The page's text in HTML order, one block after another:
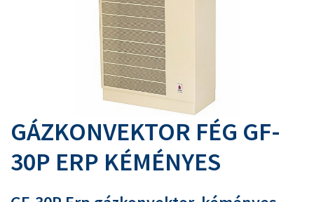
GÁZKONVEKTOR FÉG GF-
30P ERP KÉMÉNYES